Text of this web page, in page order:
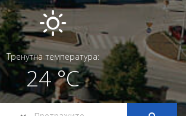
Тренутна температура:
24 °C